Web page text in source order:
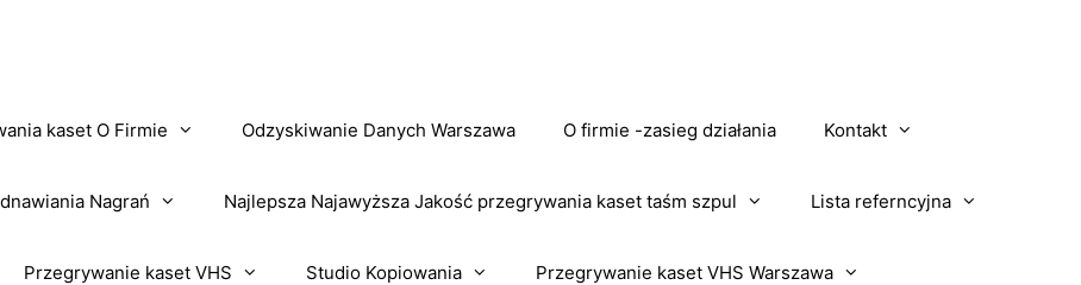
kaset O Firmie Odzyskiwanie Danych Warszawa O firmie -zasieg działania Kontakt
Nagrań Najlepsza Najawyższa Jakość przegrywania kaset taśm szpul Lista referncyjna
Przegrywanie kaset VHS Studio Kopiowania Przegrywanie kaset VHS Warszawa